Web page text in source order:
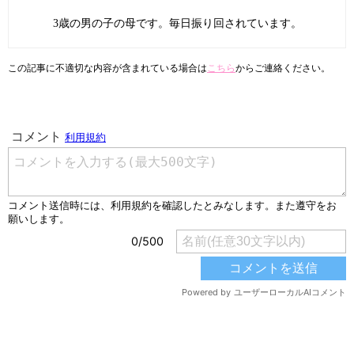
3歳の男の子の母です。毎日振り回されています。
この記事に不適切な内容が含まれている場合は こちらからご連絡ください。